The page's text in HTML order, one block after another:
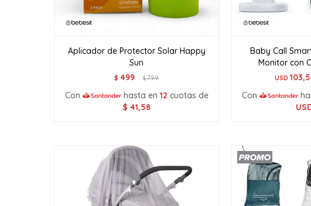
Aplicador de Protector Solar Happy
Sun
$ 499 $799
Con hasta en 12 cuotas de
$ 41,58
Baby Call
Monitor con
USD
Con